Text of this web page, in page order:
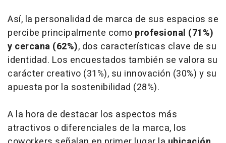
Así, la personalidad de marca de sus espacios se
percibe principalmente como profesional (71%)
y cercana (62%), dos características clave de su
identidad. Los encuestados también se valora su
carácter creativo (31%), su innovación (30%) y su
apuesta por la sostenibilidad (28%).
A la hora de destacar los aspectos más
atractivos o diferenciales de la marca, los